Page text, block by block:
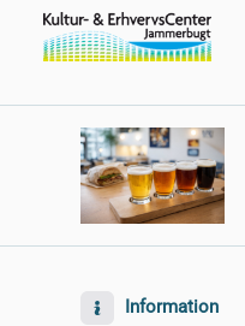
Information